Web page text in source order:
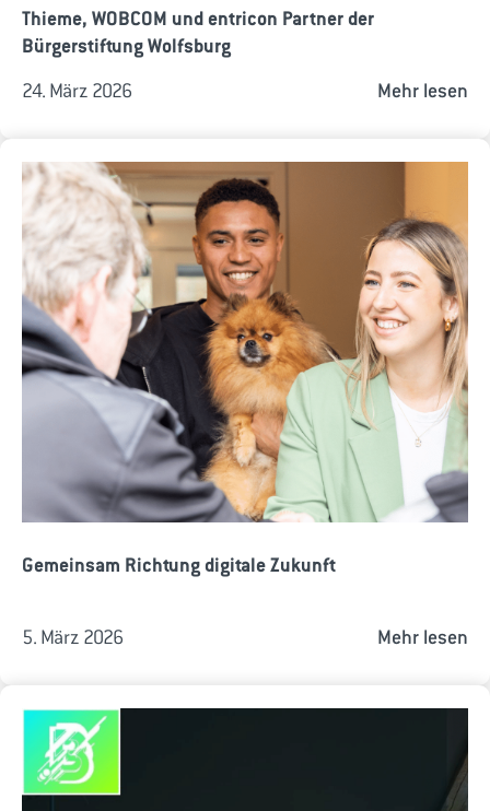
Thieme, WOBCOM und entricon Partner der
Bürgerstiftung Wolfsburg
24. März 2026 Mehr lesen
Gemeinsam Richtung digitale Zukunft
5. März 2026 Mehr lesen